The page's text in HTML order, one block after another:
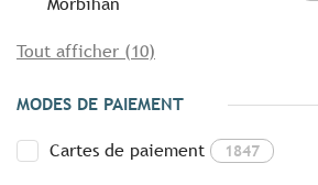
Morbihan
Tout afficher (10)
MODES DE PAIEMENT
Cartes de paiement 1847